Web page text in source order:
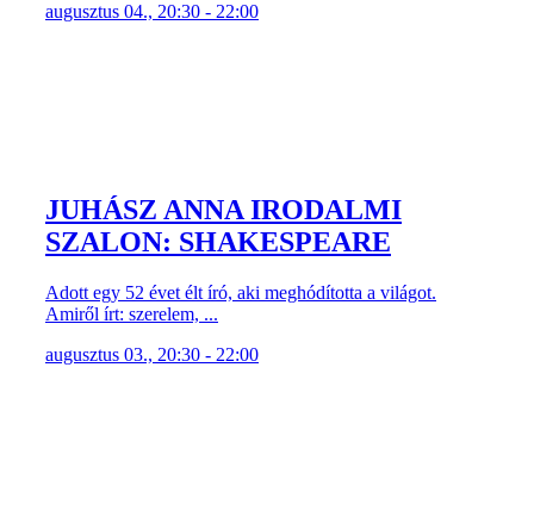
augusztus 04., 20:30 - 22:00
JUHÁSZ ANNA IRODALMI
SZALON: SHAKESPEARE
Adott egy 52 évet élt író, aki meghódította a világot.
Amiről írt: szerelem, ...
augusztus 03., 20:30 - 22:00